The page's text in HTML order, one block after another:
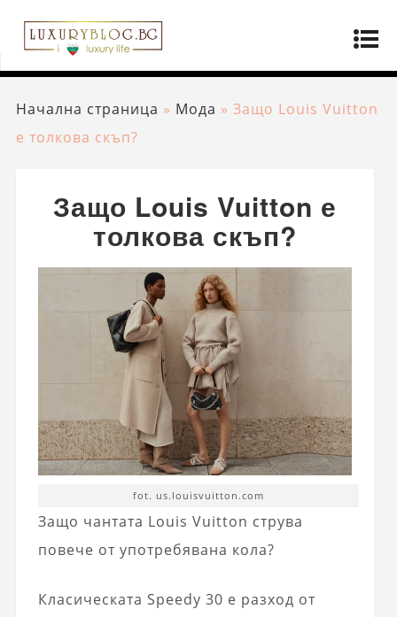
Начална страница » Мода » Защо Louis Vuitton
е толкова скъп?
Защо Louis Vuitton е
толкова скъп?
fot. us.louisvuitton.com
Защо чантата Louis Vuitton струва
повече от употребявана кола?
Класическата Speedy 30 е разход от